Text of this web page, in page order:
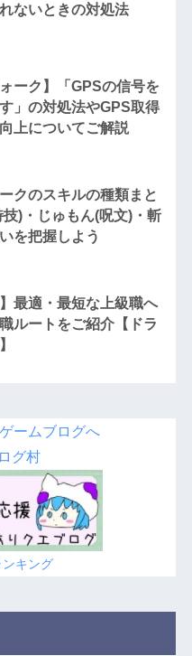
ないときの対処法
ーク】「GPSの信号を
」の対処法やGPS取得
上についてご解説
クのスキルの種類まと
)・じゅもん(呪文)・斬
を把握しよう
最適・最短な上級職へ
ルートをご紹介【ドラ
グ村
ンキング